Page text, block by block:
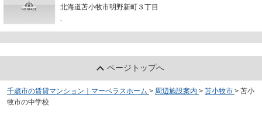
北海道苫小牧市明野新町３丁目
-
ページトップへ
千歳市の賃貸マンション｜マーベラスホーム > 周辺施設案内 > 苫小牧市 > 苫小
牧市の中学校